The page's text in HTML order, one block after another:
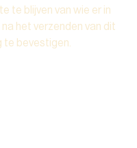
te blijven van wie er in
het verzenden van dit
te bevestigen.